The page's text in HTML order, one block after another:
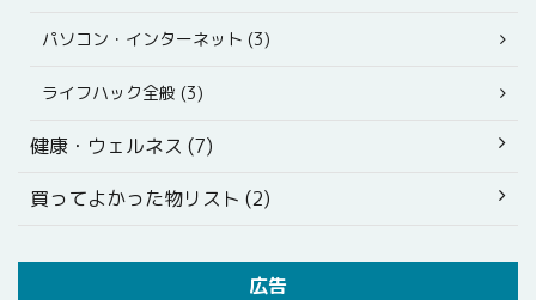
パソコン・インターネット (3)
ライフハック全般 (3)
健康・ウェルネス (7)
買ってよかった物リスト (2)
広告